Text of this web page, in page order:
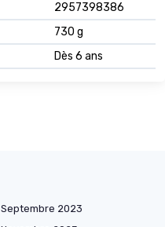
2957398386
730 g
Dès 6 ans
Septembre 2023